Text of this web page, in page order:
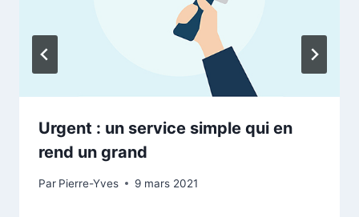
Urgent : un service simple qui en
rend un grand
Par Pierre-Yves 9 mars 2021